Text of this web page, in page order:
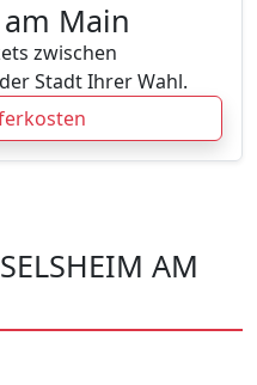
Main
zwischen
Stadt Ihrer Wahl.
AM